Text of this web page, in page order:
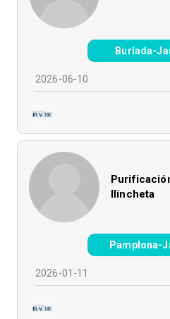
Burlada-
2026-06-10
Ilincheta
Pamplona-
2026-01-11